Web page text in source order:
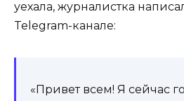
уехала, журналистка
Telegram-канале:
«Привет всем! Я сейчас